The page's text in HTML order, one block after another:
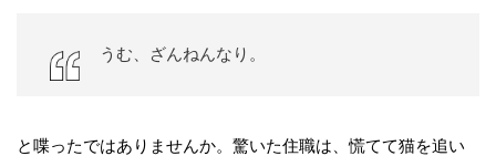
うむ、ざんねんなり。
と喋ったではありませんか。驚いた住職は、慌てて猫を追い